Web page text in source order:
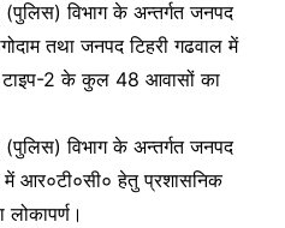
विभाग के अन्तर्गत जनपद
तथा जनपद टिहरी गढवाल में
में टाइप-2 के कुल 48 आवासों का
विभाग के अन्तर्गत जनपद
में आर०टी०सी० हेतु प्रशासनिक